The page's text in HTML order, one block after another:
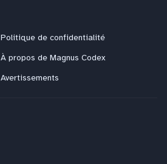
Politique de confidentialité
À propos de Magnus Codex
Avertissements